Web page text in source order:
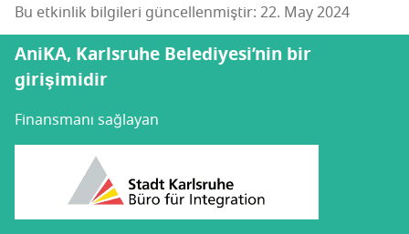
Bu etkinlik bilgileri güncellenmiştir: 22. May 2024
AniKA, Karlsruhe Belediyesi’nin bir
girişimidir
Finansmanı sağlayan